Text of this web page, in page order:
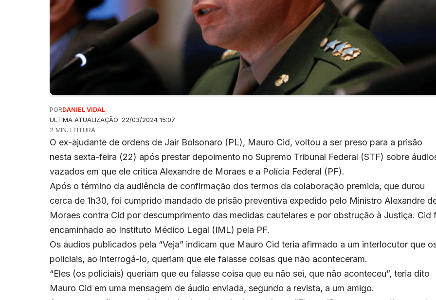
ULTIMA ATUALIZAÇÃO: 22/03/2024 15:07
PORDANIEL VIDAL
2 MIN. LEITURA
O ex-ajudante de ordens de Jair Bolsonaro (PL), Mauro Cid, voltou a ser preso para a prisão
nesta sexta-feira (22) após prestar depoimento no Supremo Tribunal Federal (STF) sobre
vazados em que ele critica Alexandre de Moraes e a Polícia Federal (PF).
Após o término da audiência de confirmação dos termos da colaboração premida, que durou
cerca de 1h30, foi cumprido mandado de prisão preventiva expedido pelo Ministro Alexandre
Moraes contra Cid por descumprimento das medidas cautelares e por obstrução à Justiça. Cid
encaminhado ao Instituto Médico Legal (IML) pela PF.
Os áudios publicados pela “Veja” indicam que Mauro Cid teria afirmado a um interlocutor que
policiais, ao interrogá-lo, queriam que ele falasse coisas que não aconteceram.
“Eles (os policiais) queriam que eu falasse coisa que eu não sei, que não aconteceu”, teria dito
Mauro Cid em uma mensagem de áudio enviada, segundo a revista, a um amigo.